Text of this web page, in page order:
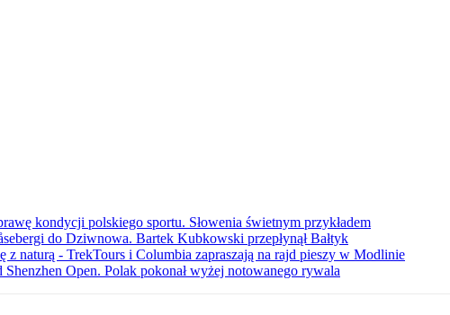
kondycji polskiego sportu. Słowenia świetnym przykładem
do Dziwnowa. Bartek Kubkowski przepłynął Bałtyk
z naturą - TrekTours i Columbia zapraszają na rajd pieszy w Modlinie
Open. Polak pokonał wyżej notowanego rywala